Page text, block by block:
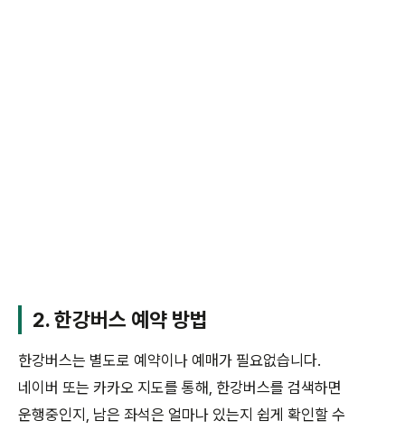
2. 한강버스 예약 방법
한강버스는 별도로 예약이나 예매가 필요없습니다.
네이버 또는 카카오 지도를 통해, 한강버스를 검색하면
운행중인지, 남은 좌석은 얼마나 있는지 쉽게 확인할 수